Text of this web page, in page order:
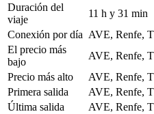
Duración del
viaje
11 h y 31 min
Conexión por día AVE, Renfe,
El precio más
bajo
AVE, Renfe,
Precio más alto
AVE, Renfe,
Primera salida
AVE, Renfe,
Última salida
AVE, Renfe,